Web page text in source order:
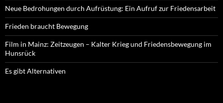
Neue Bedrohungen durch Aufrüstung: Ein Aufruf zur Friedensarbeit
Frieden braucht Bewegung
Film in Mainz: Zeitzeugen – Kalter Krieg und Friedensbewegung im
Hunsrück
Es gibt Alternativen